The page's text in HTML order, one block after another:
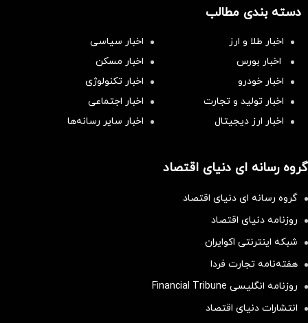
دسته بندی مطالب
اخبار طلا و ارز
اخبار سیاسی
اخبار بورس
اخبار مسکن
اخبار خودرو
اخبار تکنولوژی
اخبار تولید و تجارت
اخبار اجتماعی
اخبار ارز دیجیتال
اخبار سایر رسانه‌‌ها
گروه رسانه ای دنیای اقتصاد
گروه رسانه ای دنیای اقتصاد
روزنامه دنیای اقتصاد
شبکه اینترنتی اکوایران
هفته‌نامه تجارت فردا
روزنامه انگلیسی Financial Tribune
انتشارات دنیای اقتصاد